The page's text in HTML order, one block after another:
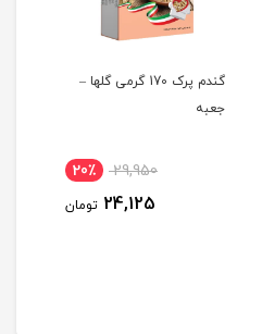
گندم پرک 170 گرمی گلها –
جعبه
29,950 20٪
24,125 تومان